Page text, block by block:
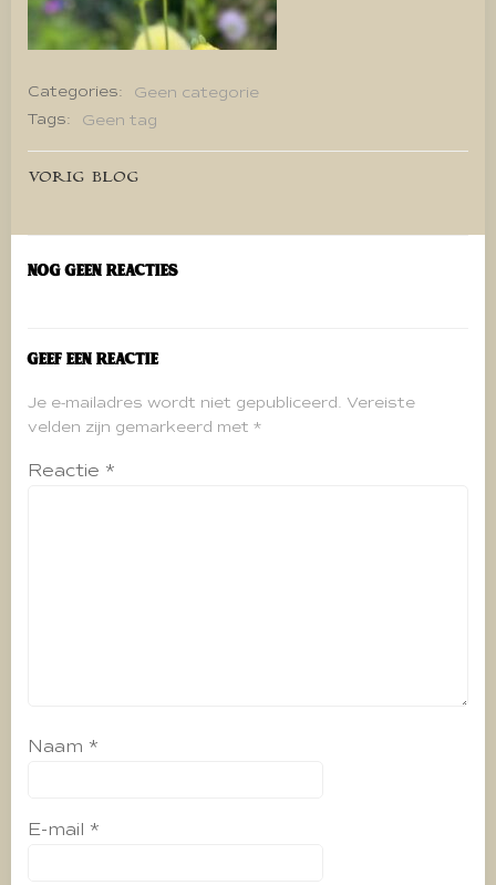
Categories:
Geen categorie
Tags:
Geen tag
Bericht
navigatie
VORIG BLOG
Nog geen reacties
Geef een reactie
Je e-mailadres wordt niet gepubliceerd. Vereiste
velden zijn gemarkeerd met *
Reactie *
Naam *
E-mail *